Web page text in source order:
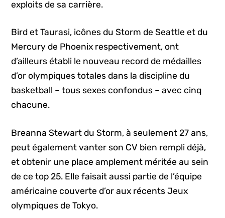
exploits de sa carrière.
Bird et Taurasi, icônes du Storm de Seattle et du
Mercury de Phoenix respectivement, ont
d’ailleurs établi le nouveau record de médailles
d’or olympiques totales dans la discipline du
basketball – tous sexes confondus – avec cinq
chacune.
Breanna Stewart du Storm, à seulement 27 ans,
peut également vanter son CV bien rempli déjà,
et obtenir une place amplement méritée au sein
de ce top 25. Elle faisait aussi partie de l’équipe
américaine couverte d’or aux récents Jeux
olympiques de Tokyo.